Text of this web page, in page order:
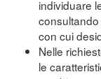
individuare
consultando
con cui
Nelle
le